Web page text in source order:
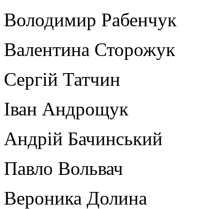
Володимир Рабенчук
Валентина Сторожук
Сергій Татчин
Іван Андрощук
Андрій Бачинський
Павло Вольвач
Вероника Долина